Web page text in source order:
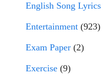
English Song Lyrics
Entertainment (923)
Exam Paper (2)
Exercise (9)